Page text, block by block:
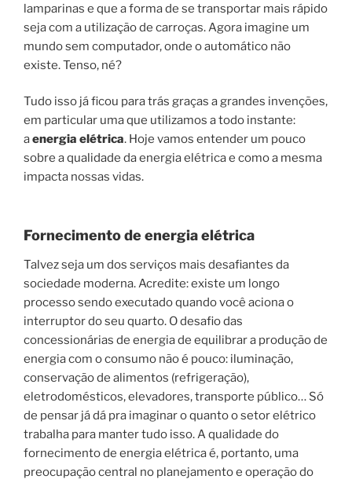
lamparinas e que a forma de se transportar mais rápido
seja com a utilização de carroças. Agora imagine um
mundo sem computador, onde o automático não
existe. Tenso, né?
Tudo isso já ficou para trás graças a grandes invenções,
em particular uma que utilizamos a todo instante:
aenergia elétrica. Hoje vamos entender um pouco
sobre a qualidade da energia elétrica e como a mesma
impacta nossas vidas.
Fornecimento de energia elétrica
Talvez seja um dos serviços mais desafiantes da
sociedade moderna. Acredite: existe um longo
processo sendo executado quando você aciona o
interruptor do seu quarto. O desafio das
concessionárias de energia de equilibrar a produção de
energia com o consumo não é pouco: iluminação,
conservação de alimentos (refrigeração),
eletrodomésticos, elevadores, transporte público… Só
de pensar já dá pra imaginar o quanto o setor elétrico
trabalha para manter tudo isso. A qualidade do
fornecimento de energia elétrica é, portanto, uma
preocupação central no planejamento e operação do